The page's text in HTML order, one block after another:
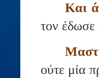
Και
τον έδωσε
ούτε μία